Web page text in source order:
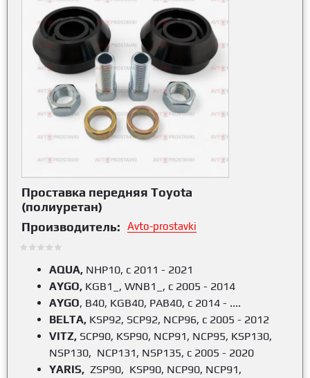
Проставка передняя Toyota
(полиуретан)
Производитель:
Avto-prostavki
AQUA, NHP10, с 2011 - 2021
AYGO, KGB1_, WNB1_, с 2005 - 2014
AYGO, B40, KGB40, PAB40, c 2014 - ....
BELTA, KSP92, SCP92, NCP96, с 2005 - 2012
VITZ, SCP90, KSP90, NCP91, NCP95, KSP130,
NSP130, NCP131, NSP135, с 2005 - 2020
YARIS, ZSP90, KSP90, NCP90, NCP91,